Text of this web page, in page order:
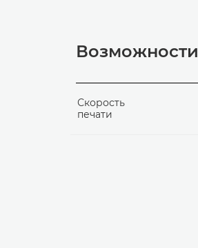
Возможности
Скорость
печати